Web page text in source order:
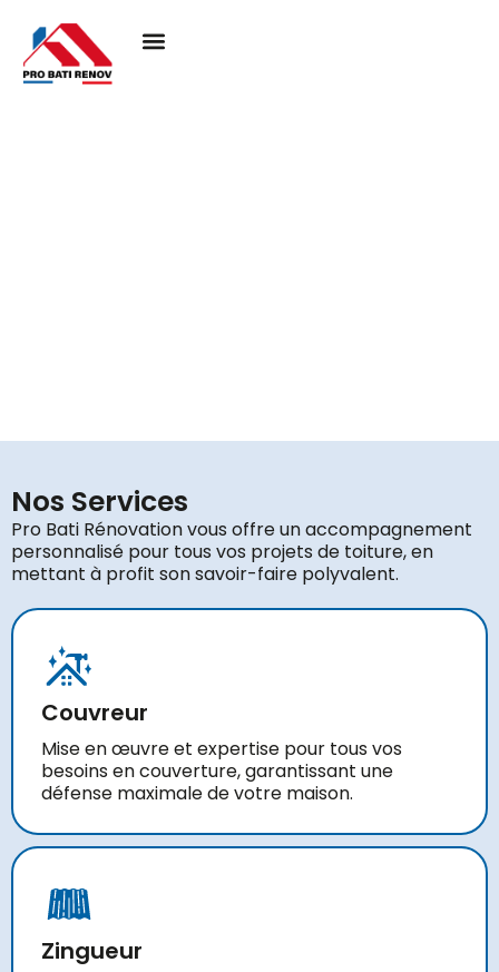
Nos Services
Pro Bati Rénovation vous offre un accompagnement
personnalisé pour tous vos projets de toiture, en
mettant à profit son savoir-faire polyvalent.
Couvreur
Mise en œuvre et expertise pour tous vos
besoins en couverture, garantissant une
défense maximale de votre maison.
Zingueur